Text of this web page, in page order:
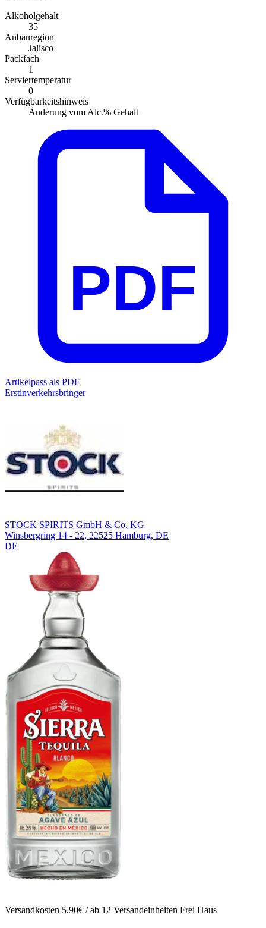
Alkoholgehalt
35
Anbauregion
Jalisco
Packfach
1
Serviertemperatur
0
Verfügbarkeitshinweis
Änderung vom Alc.% Gehalt
PDF
Artikelpass als PDF
Erstinverkehrsbringer
STOCK SPIRITS GmbH & Co. KG
Winsbergring 14 - 22, 22525 Hamburg, DE
DE
Versandkosten 5,90€ / ab 12 Versandeinheiten Frei Haus